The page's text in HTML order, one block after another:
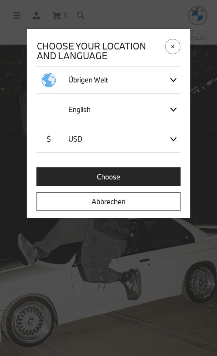
0
OFFICIAL BMW LIFESTYLE SHOP OPERATED BY STICHD SPORTMERCHANDISING B.V.
CHOOSE YOUR LOCATION
AND LANGUAGE
Übrigen Welt
English
$ USD
Choose
Abbrechen